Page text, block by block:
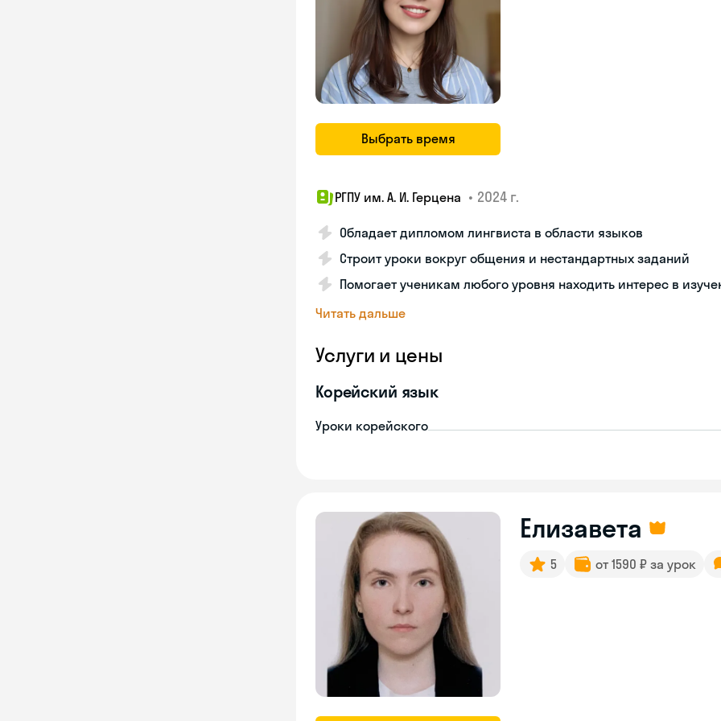
Выбрать время
РГПУ им. А. И. Герцена • 2024 г.
Обладает дипломом лингвиста в области языков
Строит уроки вокруг общения и нестандартных заданий
Помогает ученикам любого уровня находить интерес в
Читать дальше
Услуги и цены
Корейский язык
Уроки корейского
Елизавета
5 от 1590 ₽ за урок